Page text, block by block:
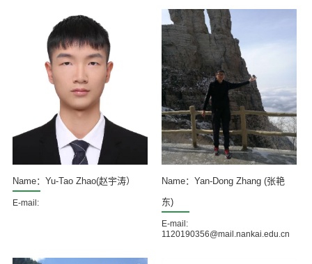
Name：Yu-Tao Zhao(赵宇涛）
E-mail:
Name：Yan-Dong Zhang (张艳
东)
E-mail:
1120190356@mail.nankai.edu.cn